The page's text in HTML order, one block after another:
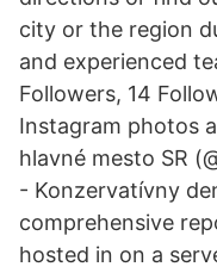
city or the region
and experienced
Followers, 14
Instagram photos
hlavné mesto SR
- Konzervatívny
comprehensive
hosted in on a